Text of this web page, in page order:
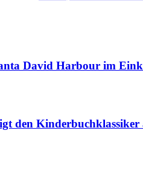
David Harbour im
den